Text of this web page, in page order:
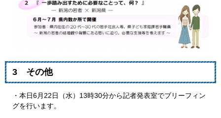
3 その他
​・本日6月22日（水）13時30分から記者発表室でブリーフィン
グを行います。